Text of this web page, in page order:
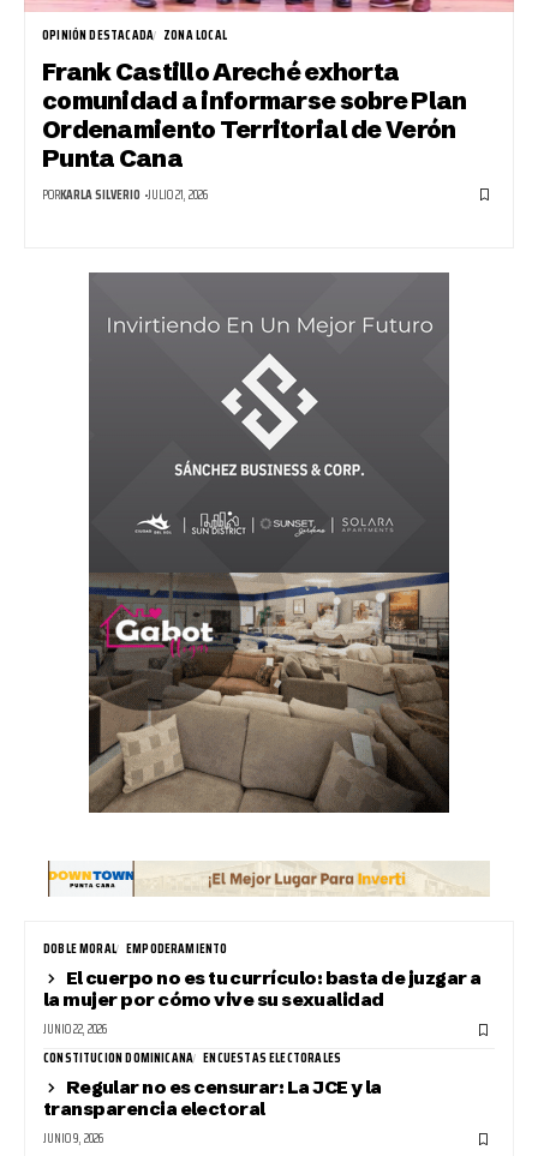
OPINIÓN DESTACADA ZONA LOCAL
Frank Castillo Areché exhorta
comunidad a informarse sobre Plan
Ordenamiento Territorial de Verón
Punta Cana
PORKARLA SILVERIO JULIO 21, 2026
DOBLE MORAL EMPODERAMIENTO
El cuerpo no es tu currículo: basta de juzgar a
la mujer por cómo vive su sexualidad
JUNIO 22, 2026
CONSTITUCION DOMINICANA ENCUESTAS ELECTORALES
Regular no es censurar: La JCE y la
transparencia electoral
JUNIO 9, 2026